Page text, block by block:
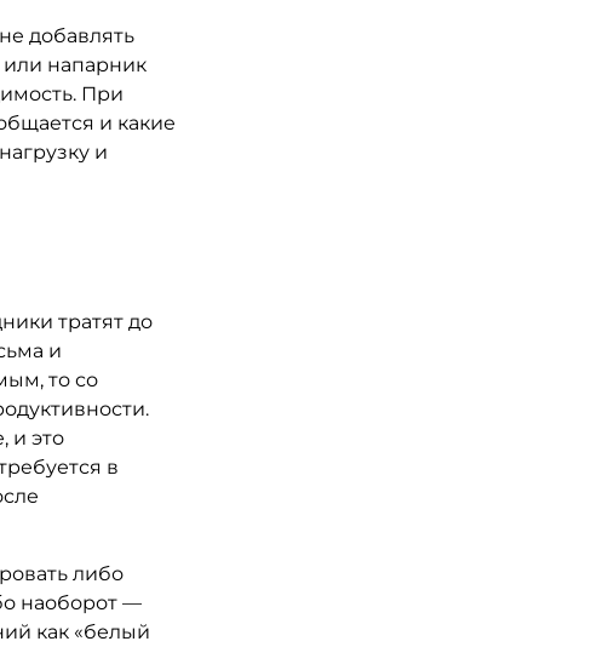
добавлять
напарник
При
и какие
и
тратят до
и
то со
и это
в
либо
наоборот —
как «белый